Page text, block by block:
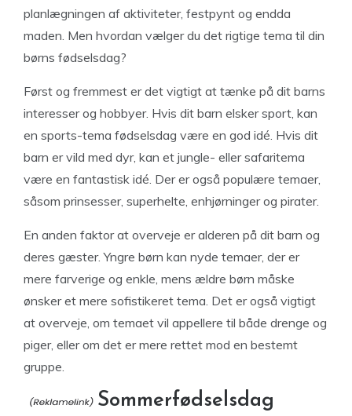
planlægningen af aktiviteter, festpynt og endda
maden. Men hvordan vælger du det rigtige tema til din
børns fødselsdag?
Først og fremmest er det vigtigt at tænke på dit barns
interesser og hobbyer. Hvis dit barn elsker sport, kan
en sports-tema fødselsdag være en god idé. Hvis dit
barn er vild med dyr, kan et jungle- eller safaritema
være en fantastisk idé. Der er også populære temaer,
såsom prinsesser, superhelte, enhjørninger og pirater.
En anden faktor at overveje er alderen på dit barn og
deres gæster. Yngre børn kan nyde temaer, der er
mere farverige og enkle, mens ældre børn måske
ønsker et mere sofistikeret tema. Det er også vigtigt
at overveje, om temaet vil appellere til både drenge og
piger, eller om det er mere rettet mod en bestemt
gruppe.
Sommerfødselsdag